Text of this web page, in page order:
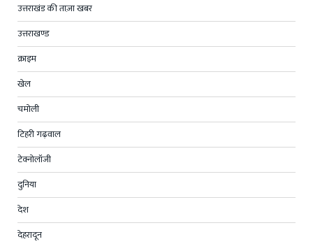
उत्तराखंड की ताज़ा खबर
उत्तराखण्ड
क्राइम
खेल
चमोली
टिहरी गढ़वाल
टेक्नोलॉजी
दुनिया
देश
देहरादून